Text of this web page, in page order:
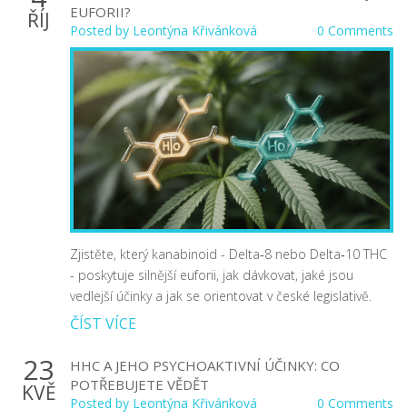
ŘÍJ
EUFORII?
Posted by Leontýna Křivánková 0 Comments
Zjistěte, který kanabinoid - Delta‑8 nebo Delta‑10 THC
- poskytuje silnější euforii, jak dávkovat, jaké jsou
vedlejší účinky a jak se orientovat v české legislativě.
ČÍST VÍCE
23
KVĚ
HHC A JEHO PSYCHOAKTIVNÍ ÚČINKY: CO
POTŘEBUJETE VĚDĚT
Posted by Leontýna Křivánková 0 Comments